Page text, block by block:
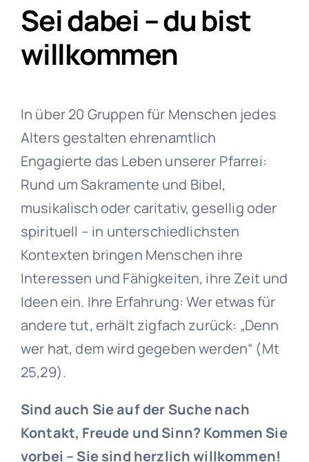
Sei dabei – du bist
willkommen
In über 20 Gruppen für Menschen jedes
Alters gestalten ehrenamtlich
Engagierte das Leben unserer Pfarrei:
Rund um Sakramente und Bibel,
musikalisch oder caritativ, gesellig oder
spirituell – in unterschiedlichsten
Kontexten bringen Menschen ihre
Interessen und Fähigkeiten, ihre Zeit und
Ideen ein. Ihre Erfahrung: Wer etwas für
andere tut, erhält zigfach zurück: „Denn
wer hat, dem wird gegeben werden“ (Mt
25,29).
Sind auch Sie auf der Suche nach
Kontakt, Freude und Sinn? Kommen Sie
vorbei – Sie sind herzlich willkommen!